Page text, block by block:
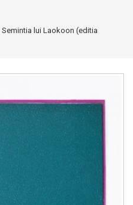
Semintia lui Laokoon (editia